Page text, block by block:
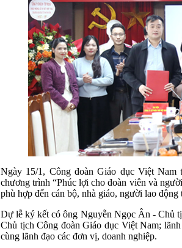
Ngày 15/1, Công đoàn Giáo dục Việt
chương trình “Phúc lợi cho đoàn viên và
phù hợp đến cán bộ, nhà giáo, người lao động
Dự lễ ký kết có ông Nguyễn Ngọc Ân - Chủ
Chủ tịch Công đoàn Giáo dục Việt Nam;
cùng lãnh đạo các đơn vị, doanh nghiệp.